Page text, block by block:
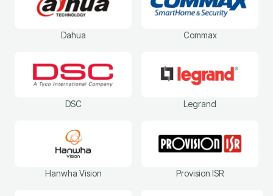
Dahua Commax
DSC Legrand
Hanwha Vision Provision ISR